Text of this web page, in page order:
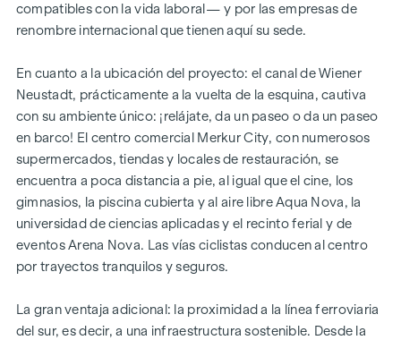
compatibles con la vida laboral— y por las empresas de
renombre internacional que tienen aquí su sede.
En cuanto a la ubicación del proyecto: el canal de Wiener
Neustadt, prácticamente a la vuelta de la esquina, cautiva
con su ambiente único: ¡relájate, da un paseo o da un paseo
en barco! El centro comercial Merkur City, con numerosos
supermercados, tiendas y locales de restauración, se
encuentra a poca distancia a pie, al igual que el cine, los
gimnasios, la piscina cubierta y al aire libre Aqua Nova, la
universidad de ciencias aplicadas y el recinto ferial y de
eventos Arena Nova. Las vías ciclistas conducen al centro
por trayectos tranquilos y seguros.
La gran ventaja adicional: la proximidad a la línea ferroviaria
del sur, es decir, a una infraestructura sostenible. Desde la